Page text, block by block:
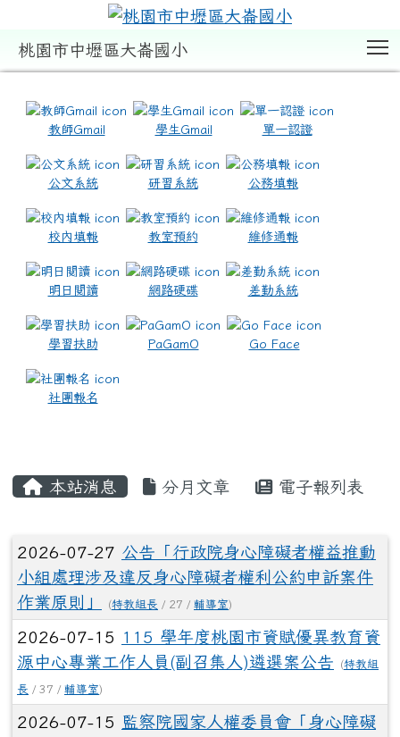
桃園市中壢區大崙國小
教師Gmail 學生Gmail 單一認證
公文系統 研習系統 公務填報
校內填報 教室預約 維修通報
明日閱讀 網路硬碟 差勤系統
學習扶助 PaGamO Go Face
社團報名
本站消息 分月文章 電子報列表
文章列表
2026-07-27 公告「行政院身心障礙者權益推動
小組處理涉及違反身心障礙者權利公約申訴案件
作業原則」
(特教組長 / 27 / 輔導室)
2026-07-15
115 學年度桃園市資賦優異教育資
源中心專業工作人員(副召集人)遴選案公告
(特教組
長 / 37 / 輔導室)
2026-07-15 監察院國家人權委員會「身心障礙